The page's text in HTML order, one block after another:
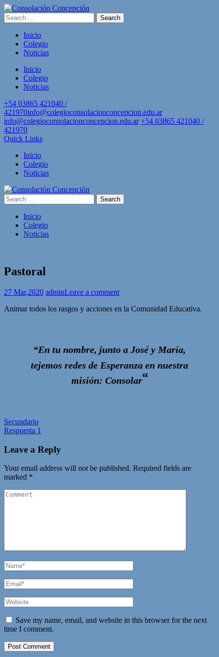
Skip
to
content
(Press
Enter)
Consolación Concepción
Otro sitio realizado con WordPress
Search
for:
Inicio
Colegio
Noticias
Inicio
Colegio
Noticias
+54 03865 421040 /
421970info@colegioconsolacionconcepcion.edu.ar
info@colegioconsolacionconcepcion.edu.ar +54 03865 421040 /
421970
Quick Links
Inicio
Colegio
Noticias
Consolación Concepción
Otro sitio realizado con WordPress
Search
for:
Inicio
Colegio
Noticias
Pastoral
27 Mar,2020 adminLeave a comment
Animar todos los rasgos y acciones en la Comunidad Educativa.
“En tu nombre, junto a José y María,
tejemos redes de Esperanza en nuestra
misión: Consolar“
Post
navigation
Secundario
Respuesta 1
Leave a Reply
Your email address will not be published. Required fields are
marked *
Comment
Name*
Email*
Website
Save my name, email, and website in this browser for the next
time I comment.